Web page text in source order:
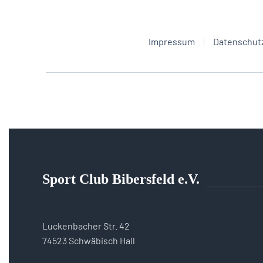
Impressum
Sport Club Bibersfeld e.V.
Luckenbacher Str. 42
74523 Schwäbisch Hall